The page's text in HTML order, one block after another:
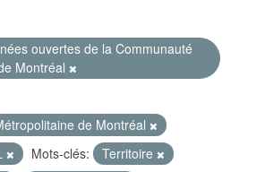
ouvertes de la Communauté
Montréal
de Montréal
Mots-clés:
Territoire